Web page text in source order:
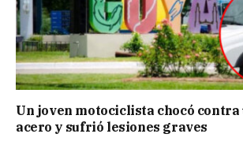
Un joven motociclista chocó contra
acero y sufrió lesiones graves